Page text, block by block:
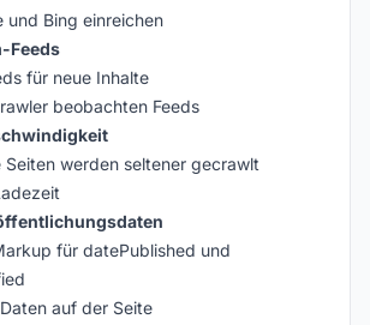
und Bing einreichen
Feeds
für neue Inhalte
beobachten Feeds
Seiten werden seltener gecrawlt
für datePublished und
auf der Seite